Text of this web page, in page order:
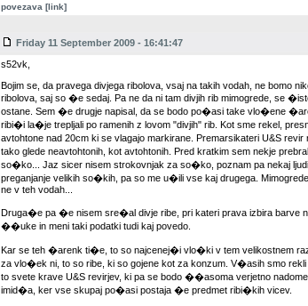
povezava [link]
Friday 11 September 2009 - 16:41:47
s52vk,
Bojim se, da pravega divjega ribolova, vsaj na takih vodah, ne bomo
ribolova, saj so �e sedaj. Pa ne da ni tam divjih rib mimogrede, se
ostane. Sem �e drugje napisal, da se bodo po�asi take vlo�ene
ribi�i la�je trepljali po ramenih z lovom "divjih" rib. Kot sme rekel,
avtohtone nad 20cm ki se vlagajo markirane. Premarsikateri U&S
tako glede neavtohtonih, kot avtohtonih. Pred kratkim sem nekje
so�ko... Jaz sicer nisem strokovnjak za so�ko, poznam pa nekaj
preganjanje velikih so�kih, pa so me u�ili vse kaj drugega.
ne v teh vodah...
Druga�e pa �e nisem sre�al divje ribe, pri kateri prava izbira barve
��uke in meni taki podatki tudi kaj povedo.
Kar se teh �arenk ti�e, to so najcenej�i vlo�ki v tem velikostnem
za vlo�ek ni, to so ribe, ki so gojene kot za konzum. V�asih smo
to svete krave U&S revirjev, ki pa se bodo ��asoma verjetno
imid�a, ker vse skupaj po�asi postaja �e predmet ribi�kih vicev.